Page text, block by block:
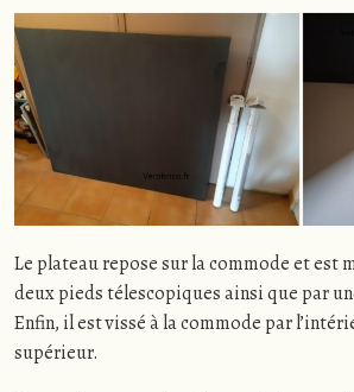
Le plateau repose sur la commode et est
deux pieds télescopiques ainsi que par
Enfin, il est vissé à la commode par
supérieur.